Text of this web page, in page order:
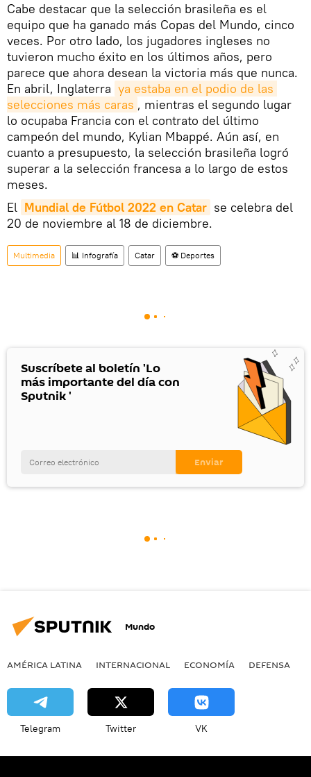
Cabe destacar que la selección brasileña es el
equipo que ha ganado más Copas del Mundo, cinco
veces. Por otro lado, los jugadores ingleses no
tuvieron mucho éxito en los últimos años, pero
parece que ahora desean la victoria más que nunca.
En abril, Inglaterra ya estaba en el podio de las
selecciones más caras , mientras el segundo lugar
lo ocupaba Francia con el contrato del último
campeón del mundo, Kylian Mbappé. Aún así, en
cuanto a presupuesto, la selección brasileña logró
superar a la selección francesa a lo largo de estos
meses.
El Mundial de Fútbol 2022 en Catar se celebra del
20 de noviembre al 18 de diciembre.
Multimedia 📊 Infografía Catar ⚽ Deportes
Suscríbete al boletín 'Lo
más importante del día con
Sputnik '
Mundo
AMÉRICA LATINA INTERNACIONAL ECONOMÍA DEFENSA
Telegram Twitter VK